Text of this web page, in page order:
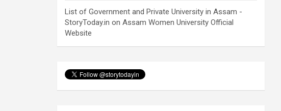
List of Government and Private University in Assam -
StoryToday.in onAssam Women University Official
Website